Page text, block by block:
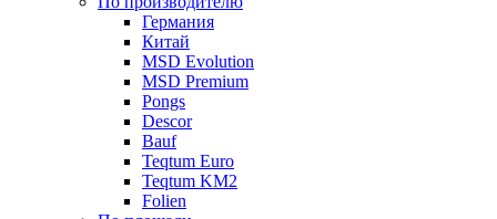
Германия
Китай
MSD Evolution
MSD Premium
Pongs
Descor
Bauf
Teqtum Euro
Teqtum KM2
Folien